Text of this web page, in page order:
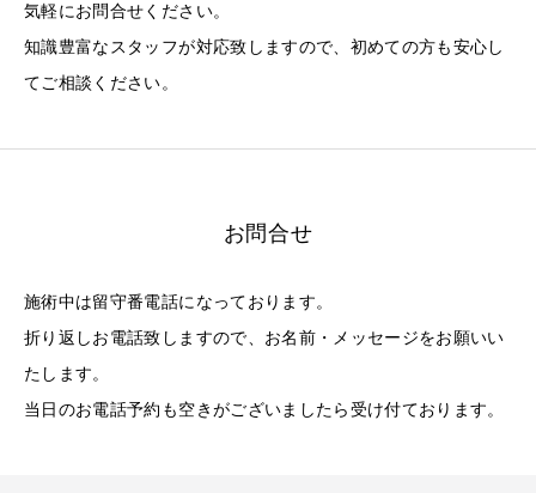
気軽にお問合せください。
知識豊富なスタッフが対応致しますので、初めての方も安心し
てご相談ください。
お問合せ
施術中は留守番電話になっております。
折り返しお電話致しますので、お名前・メッセージをお願いい
たします。
当日のお電話予約も空きがございましたら受け付ております。